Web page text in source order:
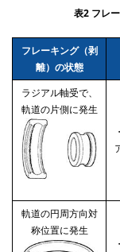
表2 フレ
フレーキング（剥
離）の状態
ラジアル軸受で、
軌道の片側に発生
軌道の円周方向対
称位置に発生